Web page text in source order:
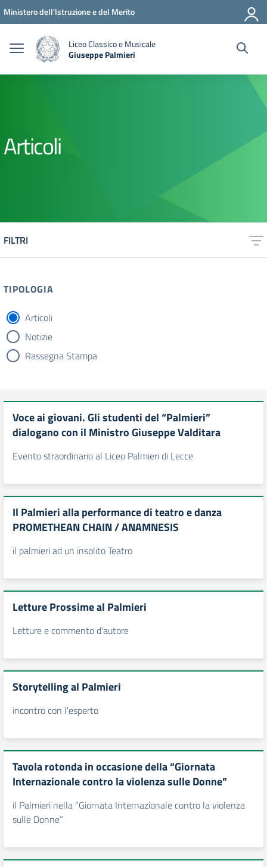
Vai ai contenuti
Vai al menu di navigazione
Vai al footer
Ministero dell'Istruzione e del Merito
Liceo Classico e Musicale
Giuseppe Palmieri
Articoli
FILTRI
TIPOLOGIA
tipologia di articoli
Articoli
Notizie
Rassegna Stampa
Voce ai giovani. Gli studenti del “Palmieri”
dialogano con il Ministro Giuseppe Valditara
Evento straordinario al Liceo Palmieri di Lecce
Il Palmieri alla performance di teatro e danza
PROMETHEAN CHAIN / ANAMNESIS
il palmieri ad un insolito Teatro
Letture Prossime al Palmieri
Letture e commento d'autore
Storytelling al Palmieri
incontro con l'esperto
Tavola rotonda in occasione della “Giornata
Internazionale contro la violenza sulle Donne”
il Palmieri nella “Giornata Internazionale contro la violenza
sulle Donne”